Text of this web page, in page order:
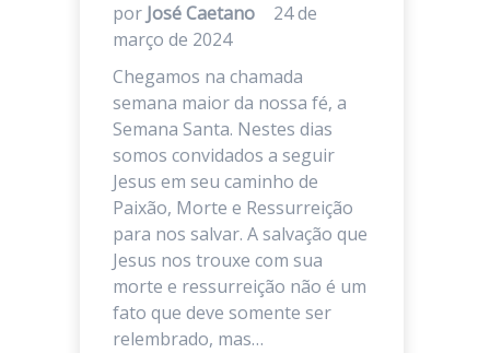
por José Caetano
24 de
março de 2024
Chegamos na chamada
semana maior da nossa fé, a
Semana Santa. Nestes dias
somos convidados a seguir
Jesus em seu caminho de
Paixão, Morte e Ressurreição
para nos salvar. A salvação que
Jesus nos trouxe com sua
morte e ressurreição não é um
fato que deve somente ser
relembrado, mas…